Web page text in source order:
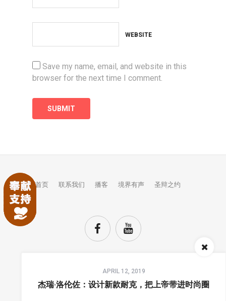
WEBSITE
Save my name, email, and website in this
browser for the next time I comment.
APRIL 12, 2019
杰瑞·洛伦佐：设计新款耐克，把上帝带进时尚圈
首页 联系我们 播客 境界有声 圣辩之约
TOP